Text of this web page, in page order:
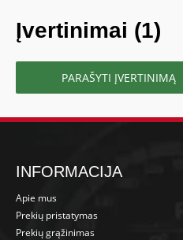
Įvertinimai (1)
PARAŠYTI ĮVERTINIMĄ
INFORMACIJA
Apie mus
Prekių pristatymas
Prekių grąžinimas